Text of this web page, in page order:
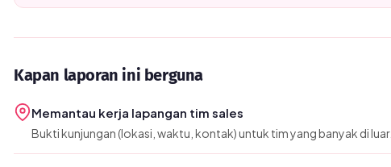
Kapan laporan ini berguna
Memantau kerja lapangan tim sales
Bukti kunjungan (lokasi, waktu, kontak) untuk tim yang banyak di luar.